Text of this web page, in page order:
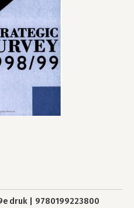
druk 9780199223800